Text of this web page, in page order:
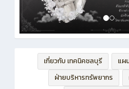
เกี่ยวกับ เทคนิคชลบุรี
แผ
ฝ่ายบริหารทรัพยากร